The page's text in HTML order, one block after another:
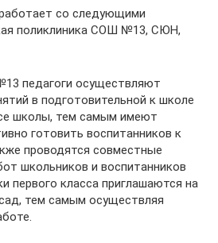
со следующими
поликлиника СОШ №13, СЮН,
педагоги осуществляют
в подготовительной к школе
школы, тем самым имеют
готовить воспитанников к
проводятся совместные
школьников и воспитанников
первого класса приглашаются на
тем самым осуществляя